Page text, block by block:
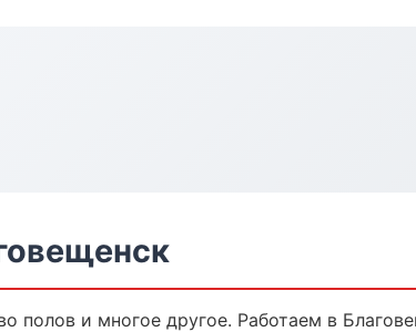
полов и многое другое. Работаем в